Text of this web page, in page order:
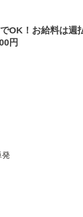
OK！お給料は週
円
発